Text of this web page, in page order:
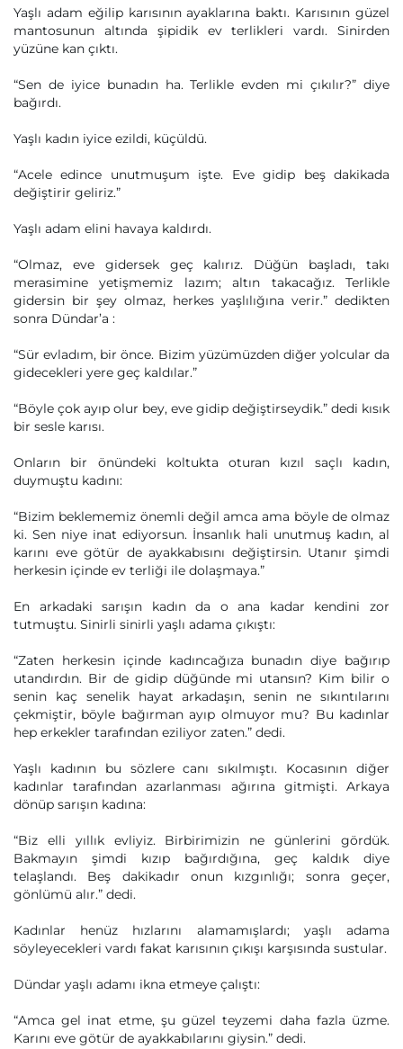
Yaşlı adam eğilip karısının ayaklarına baktı. Karısının güzel
mantosunun altında şipidik ev terlikleri vardı. Sinirden
yüzüne kan çıktı.
“Sen de iyice bunadın ha. Terlikle evden mi çıkılır?” diye
bağırdı.
Yaşlı kadın iyice ezildi, küçüldü.
“Acele edince unutmuşum işte. Eve gidip beş dakikada
değiştirir geliriz.”
Yaşlı adam elini havaya kaldırdı.
“Olmaz, eve gidersek geç kalırız. Düğün başladı, takı
merasimine yetişmemiz lazım; altın takacağız. Terlikle
gidersin bir şey olmaz, herkes yaşlılığına verir.” dedikten
sonra Dündar’a :
“Sür evladım, bir önce. Bizim yüzümüzden diğer yolcular da
gidecekleri yere geç kaldılar.”
“Böyle çok ayıp olur bey, eve gidip değiştirseydik.” dedi kısık
bir sesle karısı.
Onların bir önündeki koltukta oturan kızıl saçlı kadın,
duymuştu kadını:
“Bizim beklememiz önemli değil amca ama böyle de olmaz
ki. Sen niye inat ediyorsun. İnsanlık hali unutmuş kadın, al
karını eve götür de ayakkabısını değiştirsin. Utanır şimdi
herkesin içinde ev terliği ile dolaşmaya.”
En arkadaki sarışın kadın da o ana kadar kendini zor
tutmuştu. Sinirli sinirli yaşlı adama çıkıştı:
“Zaten herkesin içinde kadıncağıza bunadın diye bağırıp
utandırdın. Bir de gidip düğünde mi utansın? Kim bilir o
senin kaç senelik hayat arkadaşın, senin ne sıkıntılarını
çekmiştir, böyle bağırman ayıp olmuyor mu? Bu kadınlar
hep erkekler tarafından eziliyor zaten.” dedi.
Yaşlı kadının bu sözlere canı sıkılmıştı. Kocasının diğer
kadınlar tarafından azarlanması ağırına gitmişti. Arkaya
dönüp sarışın kadına:
“Biz elli yıllık evliyiz. Birbirimizin ne günlerini gördük.
Bakmayın şimdi kızıp bağırdığına, geç kaldık diye
telaşlandı. Beş dakikadır onun kızgınlığı; sonra geçer,
gönlümü alır.” dedi.
Kadınlar henüz hızlarını alamamışlardı; yaşlı adama
söyleyecekleri vardı fakat karısının çıkışı karşısında sustular.
Dündar yaşlı adamı ikna etmeye çalıştı:
“Amca gel inat etme, şu güzel teyzemi daha fazla üzme.
Karını eve götür de ayakkabılarını giysin.” dedi.